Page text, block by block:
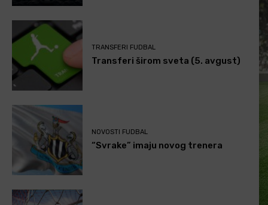
TRANSFERI FUDBAL
Transferi širom sveta (5. avgust)
NOVOSTI FUDBAL
“Svrake” imaju novog trenera